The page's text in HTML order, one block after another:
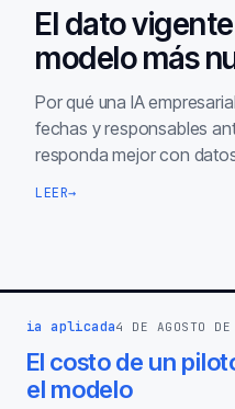
El dato
modelo más
Por qué una IA
fechas y responsables
responda mejor con
LEER→
ia aplicada4 DE AGOSTO
El costo de un
el modelo